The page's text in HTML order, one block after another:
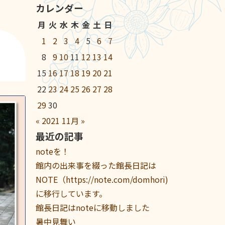
カレンダー
月 火 水 木 金 土 日
1
2 3 4 5 6 7
8 9101112 1314
1516171819 20 21
2223 24 25 26 27 28
2930
« 2021 11月 »
最近の記事
noteを！
館内の出来事を綴った館長日記は
NOTE（https://note.com/domhori)
に移行しています。
館長日記はnoteに移動しました
暑中見舞い